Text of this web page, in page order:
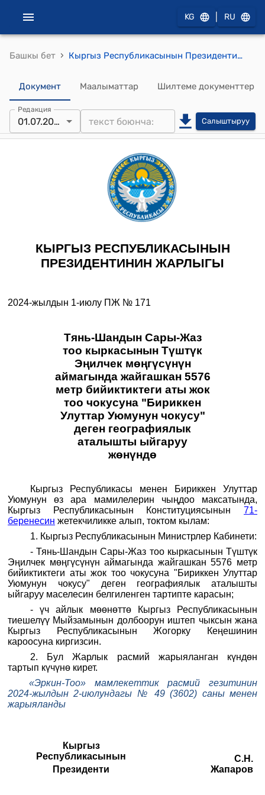
KG RU
Башкы бет › Кыргыз Республикасынын Президентинин 2024-жылдын 1-июлундагы ПЖ № 171 "Тянь-Шандын Сары-Жаз тоо кыркасынын Түштүк Эңилчек мөңгүсүнүн аймагында жайгашкан 5576 метр бийиктиктеги аты жок тоо чокусуна "Бириккен Улуттар Уюмунун чокусу" деген географиялык аталышты ыйгаруу жөнүндө" Жарлыгы
Документ Маалыматтар Шилтеме документтер
Редакция
01.07.2024 Салыштыруу